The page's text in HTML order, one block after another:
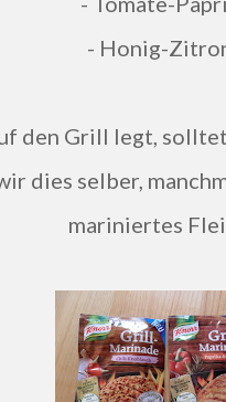
- Honig-
den Grill legt,
dies selber,
mariniertes